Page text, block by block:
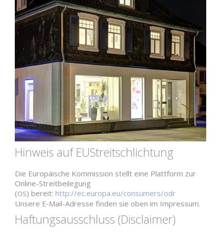
Hinweis auf EUStreitschlichtung
Die Euro­päische Kom­mission stellt eine Plattform zur
Online-Streitbeilegung
(OS) bereit: http://ec.europa.eu/consumers/odr
Unsere E‑Mail-Adresse finden sie oben im Impressum.
Haf­tungs­aus­schluss (Dis­claimer)